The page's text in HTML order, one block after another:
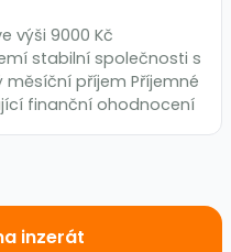
výši 9000 Kč
stabilní společnosti s
příjem Příjemné
finanční ohodnocení
inzerát